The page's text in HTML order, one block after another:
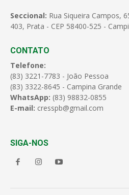
Seccional: Rua Siqueira Campos,
403, Prata - CEP 58400-525 -
CONTATO
Telefone:
(83) 3221-7783 - João Pessoa
(83) 3322-8645 - Campina Grande
WhatsApp: (83) 98832-0855
E-mail: cresspb@gmail.com
SIGA-NOS